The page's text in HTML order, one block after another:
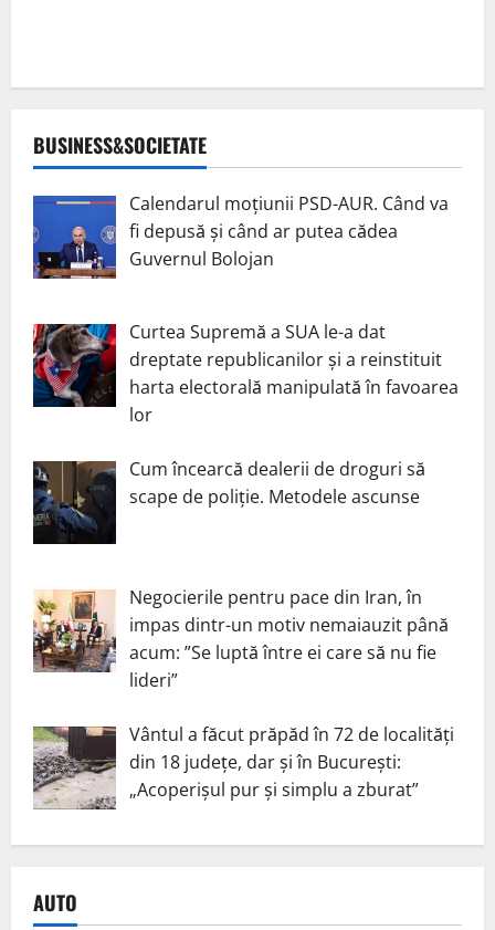
BUSINESS&SOCIETATE
Calendarul moțiunii PSD-AUR. Când va
fi depusă și când ar putea cădea
Guvernul Bolojan
Curtea Supremă a SUA le-a dat
dreptate republicanilor și a reinstituit
harta electorală manipulată în favoarea
lor
Cum încearcă dealerii de droguri să
scape de poliție. Metodele ascunse
Negocierile pentru pace din Iran, în
impas dintr-un motiv nemaiauzit până
acum: ”Se luptă între ei care să nu fie
lideri”
Vântul a făcut prăpăd în 72 de localități
din 18 județe, dar și în București:
„Acoperișul pur și simplu a zburat”
AUTO